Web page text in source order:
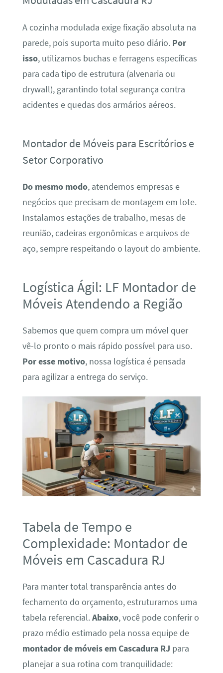
A cozinha modulada exige fixação absoluta na
parede, pois suporta muito peso diário. Por
isso, utilizamos buchas e ferragens específicas
para cada tipo de estrutura (alvenaria ou
drywall), garantindo total segurança contra
acidentes e quedas dos armários aéreos.
Montador de Móveis para Escritórios e
Setor Corporativo
Do mesmo modo, atendemos empresas e
negócios que precisam de montagem em lote.
Instalamos estações de trabalho, mesas de
reunião, cadeiras ergonômicas e arquivos de
aço, sempre respeitando o layout do ambiente.
Logística Ágil: LF Montador de
Móveis Atendendo a Região
Sabemos que quem compra um móvel quer
vê-lo pronto o mais rápido possível para uso.
Por esse motivo, nossa logística é pensada
para agilizar a entrega do serviço.
Tabela de Tempo e
Complexidade: Montador de
Móveis em Cascadura RJ
Para manter total transparência antes do
fechamento do orçamento, estruturamos uma
tabela referencial.Abaixo, você pode conferir o
prazo médio estimado pela nossa equipe de
montador de móveis em Cascadura RJ para
planejar a sua rotina com tranquilidade: